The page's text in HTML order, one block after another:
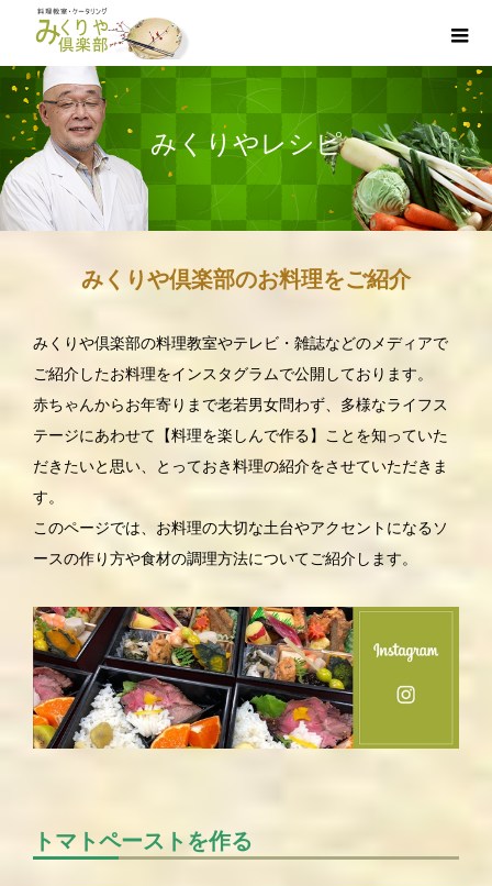
みくりやレシピ
みくりや倶楽部のお料理をご紹介
みくりや倶楽部の料理教室やテレビ・雑誌などのメディアで
ご紹介したお料理をインスタグラムで公開しております。
赤ちゃんからお年寄りまで老若男女問わず、多様なライフス
テージにあわせて【料理を楽しんで作る】ことを知っていた
だきたいと思い、とっておき料理の紹介をさせていただきま
す。
このページでは、お料理の大切な土台やアクセントになるソ
ースの作り方や食材の調理方法についてご紹介します。
トマトペーストを作る